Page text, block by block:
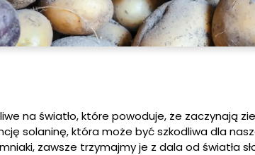
na światło, które powoduje, że zaczynają
solaninę, która może być szkodliwa dla
zawsze trzymajmy je z dala od światła